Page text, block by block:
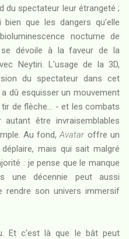
du spectateur leur étrangeté ;
que les dangers qu'elle
nocturne de
se dévoile à la faveur de la
Neytiri. L'usage de la 3D,
du spectateur dans cet
dû esquisser un mouvement
de flèche... - et les combats
être invraisemblables
Au fond,Avataroffre un
mais qui sait malgré
: je pense que le manque
une décennie peut aussi
rendre son univers immersif
Et c'est là que le bât peut